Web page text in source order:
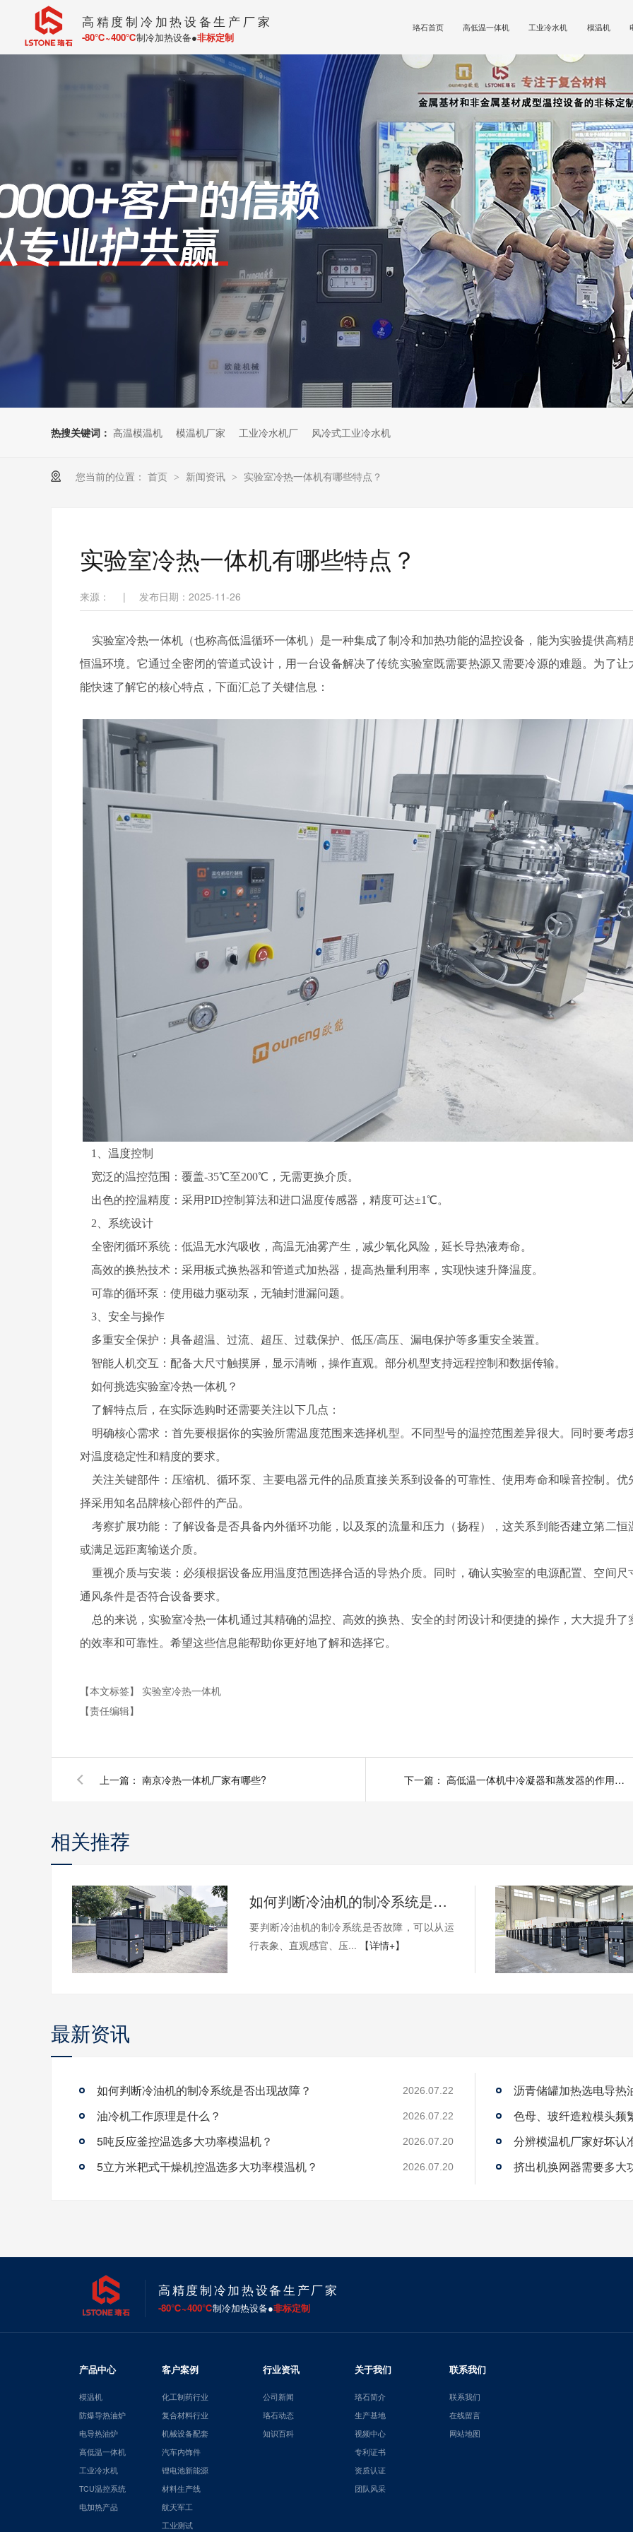
高精度制冷加热设备生产厂家
-80℃~400℃制冷加热设备●非标定制
珞石首页 高低温一体机 工业冷水机 模温机
热搜关键词： 高温模温机 模温机厂家 工业冷水机厂 风冷式工业冷水机
您当前的位置： 首页 > 新闻资讯 > 实验室冷热一体机有哪些特点？
实验室冷热一体机有哪些特点？
来源： | 发布日期：2025-11-26
实验室冷热一体机（也称高低温循环一体机）是一种集成了制冷和加热功能的温控设备，能为实验提供高精
恒温环境。它通过全密闭的管道式设计，用一台设备解决了传统实验室既需要热源又需要冷源的难题。为了让
能快速了解它的核心特点，下面汇总了关键信息：
1、温度控制
宽泛的温控范围：覆盖-35℃至200℃，无需更换介质。
出色的控温精度：采用PID控制算法和进口温度传感器，精度可达±1℃。
2、系统设计
全密闭循环系统：低温无水汽吸收，高温无油雾产生，减少氧化风险，延长导热液寿命。
高效的换热技术：采用板式换热器和管道式加热器，提高热量利用率，实现快速升降温度。
可靠的循环泵：使用磁力驱动泵，无轴封泄漏问题。
3、安全与操作
多重安全保护：具备超温、过流、超压、过载保护、低压/高压、漏电保护等多重安全装置。
智能人机交互：配备大尺寸触摸屏，显示清晰，操作直观。部分机型支持远程控制和数据传输。
如何挑选实验室冷热一体机？
了解特点后，在实际选购时还需要关注以下几点：
明确核心需求：首先要根据你的实验所需温度范围来选择机型。不同型号的温控范围差异很大。同时要考虑
对温度稳定性和精度的要求。
关注关键部件：压缩机、循环泵、主要电器元件的品质直接关系到设备的可靠性、使用寿命和噪音控制。优
择采用知名品牌核心部件的产品。
考察扩展功能：了解设备是否具备内外循环功能，以及泵的流量和压力（扬程），这关系到能否建立第二恒
或满足远距离输送介质。
重视介质与安装：必须根据设备应用温度范围选择合适的导热介质。同时，确认实验室的电源配置、空间尺
通风条件是否符合设备要求。
总的来说，实验室冷热一体机通过其精确的温控、高效的换热、安全的封闭设计和便捷的操作，大大提升了
的效率和可靠性。希望这些信息能帮助你更好地了解和选择它。
【本文标签】 实验室冷热一体机
【责任编辑】
上一篇： 南京冷热一体机厂家有哪些? 下一篇： 高低温一体机中冷凝器和蒸发器的作用是什么？
相关推荐
如何判断冷油机的制冷系统是否出现故障？
要判断冷油机的制冷系统是否故障，可以从运
行表象、直观感官、压...
【详情+】
最新资讯
如何判断冷油机的制冷系统是否出现故障？ 2026.07.22
油冷机工作原理是什么？ 2026.07.22
5吨反应釜控温选多大功率模温机？ 2026.07.20
5立方米耙式干燥机控温选多大功率模温机？ 2026.07.20
沥青储罐加热选电导热
挤出机换网器需要多大
高精度制冷加热设备生产厂家
-80℃~400℃制冷加热设备●非标定制
产品中心
模温机
防爆导热油炉
电导热油炉
高低温一体机
工业冷水机
TCU温控系统
电加热产品
客户案例
化工制药行业
复合材料行业
机械设备配套
汽车内饰件
锂电池新能源
材料生产线
航天军工
工业测试
行业资讯
公司新闻
珞石动态
知识百科
关于我们
珞石简介
生产基地
视频中心
专利证书
资质认证
团队风采
联系我们
联系我们
在线留言
网站地图